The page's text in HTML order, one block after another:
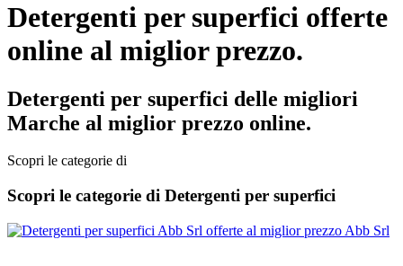
Detergenti per superfici offerte
online al miglior prezzo.
Detergenti per superfici delle migliori
Marche al miglior prezzo online.
Scopri le categorie di
Scopri le categorie di Detergenti per superfici
Abb Srl